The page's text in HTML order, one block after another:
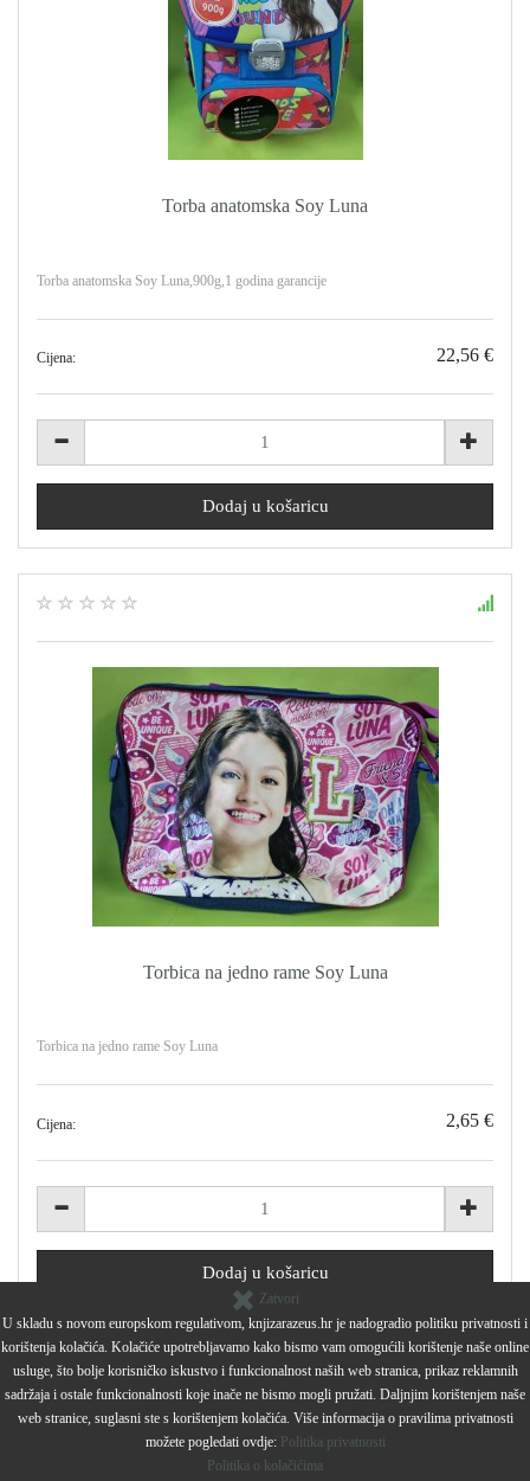
Torba anatomska Soy Luna
Torba anatomska Soy Luna,900g,1 godina garancije
Cijena: 22,56 €
Torbica na jedno rame Soy Luna
Torbica na jedno rame Soy Luna
Cijena: 2,65 €
Zatvori
U skladu s novom europskom regulativom, knjizarazeus.hr je nadogradio politiku privatnosti i
korištenja kolačića. Kolačiće upotrebljavamo kako bismo vam omogućili korištenje naše online
usluge, što bolje korisničko iskustvo i funkcionalnost naših web stranica, prikaz reklamnih
sadržaja i ostale funkcionalnosti koje inače ne bismo mogli pružati. Daljnjim korištenjem naše
web stranice, suglasni ste s korištenjem kolačića. Više informacija o pravilima privatnosti
možete pogledati ovdje: Politika privatnosti
Politika o kolačićima